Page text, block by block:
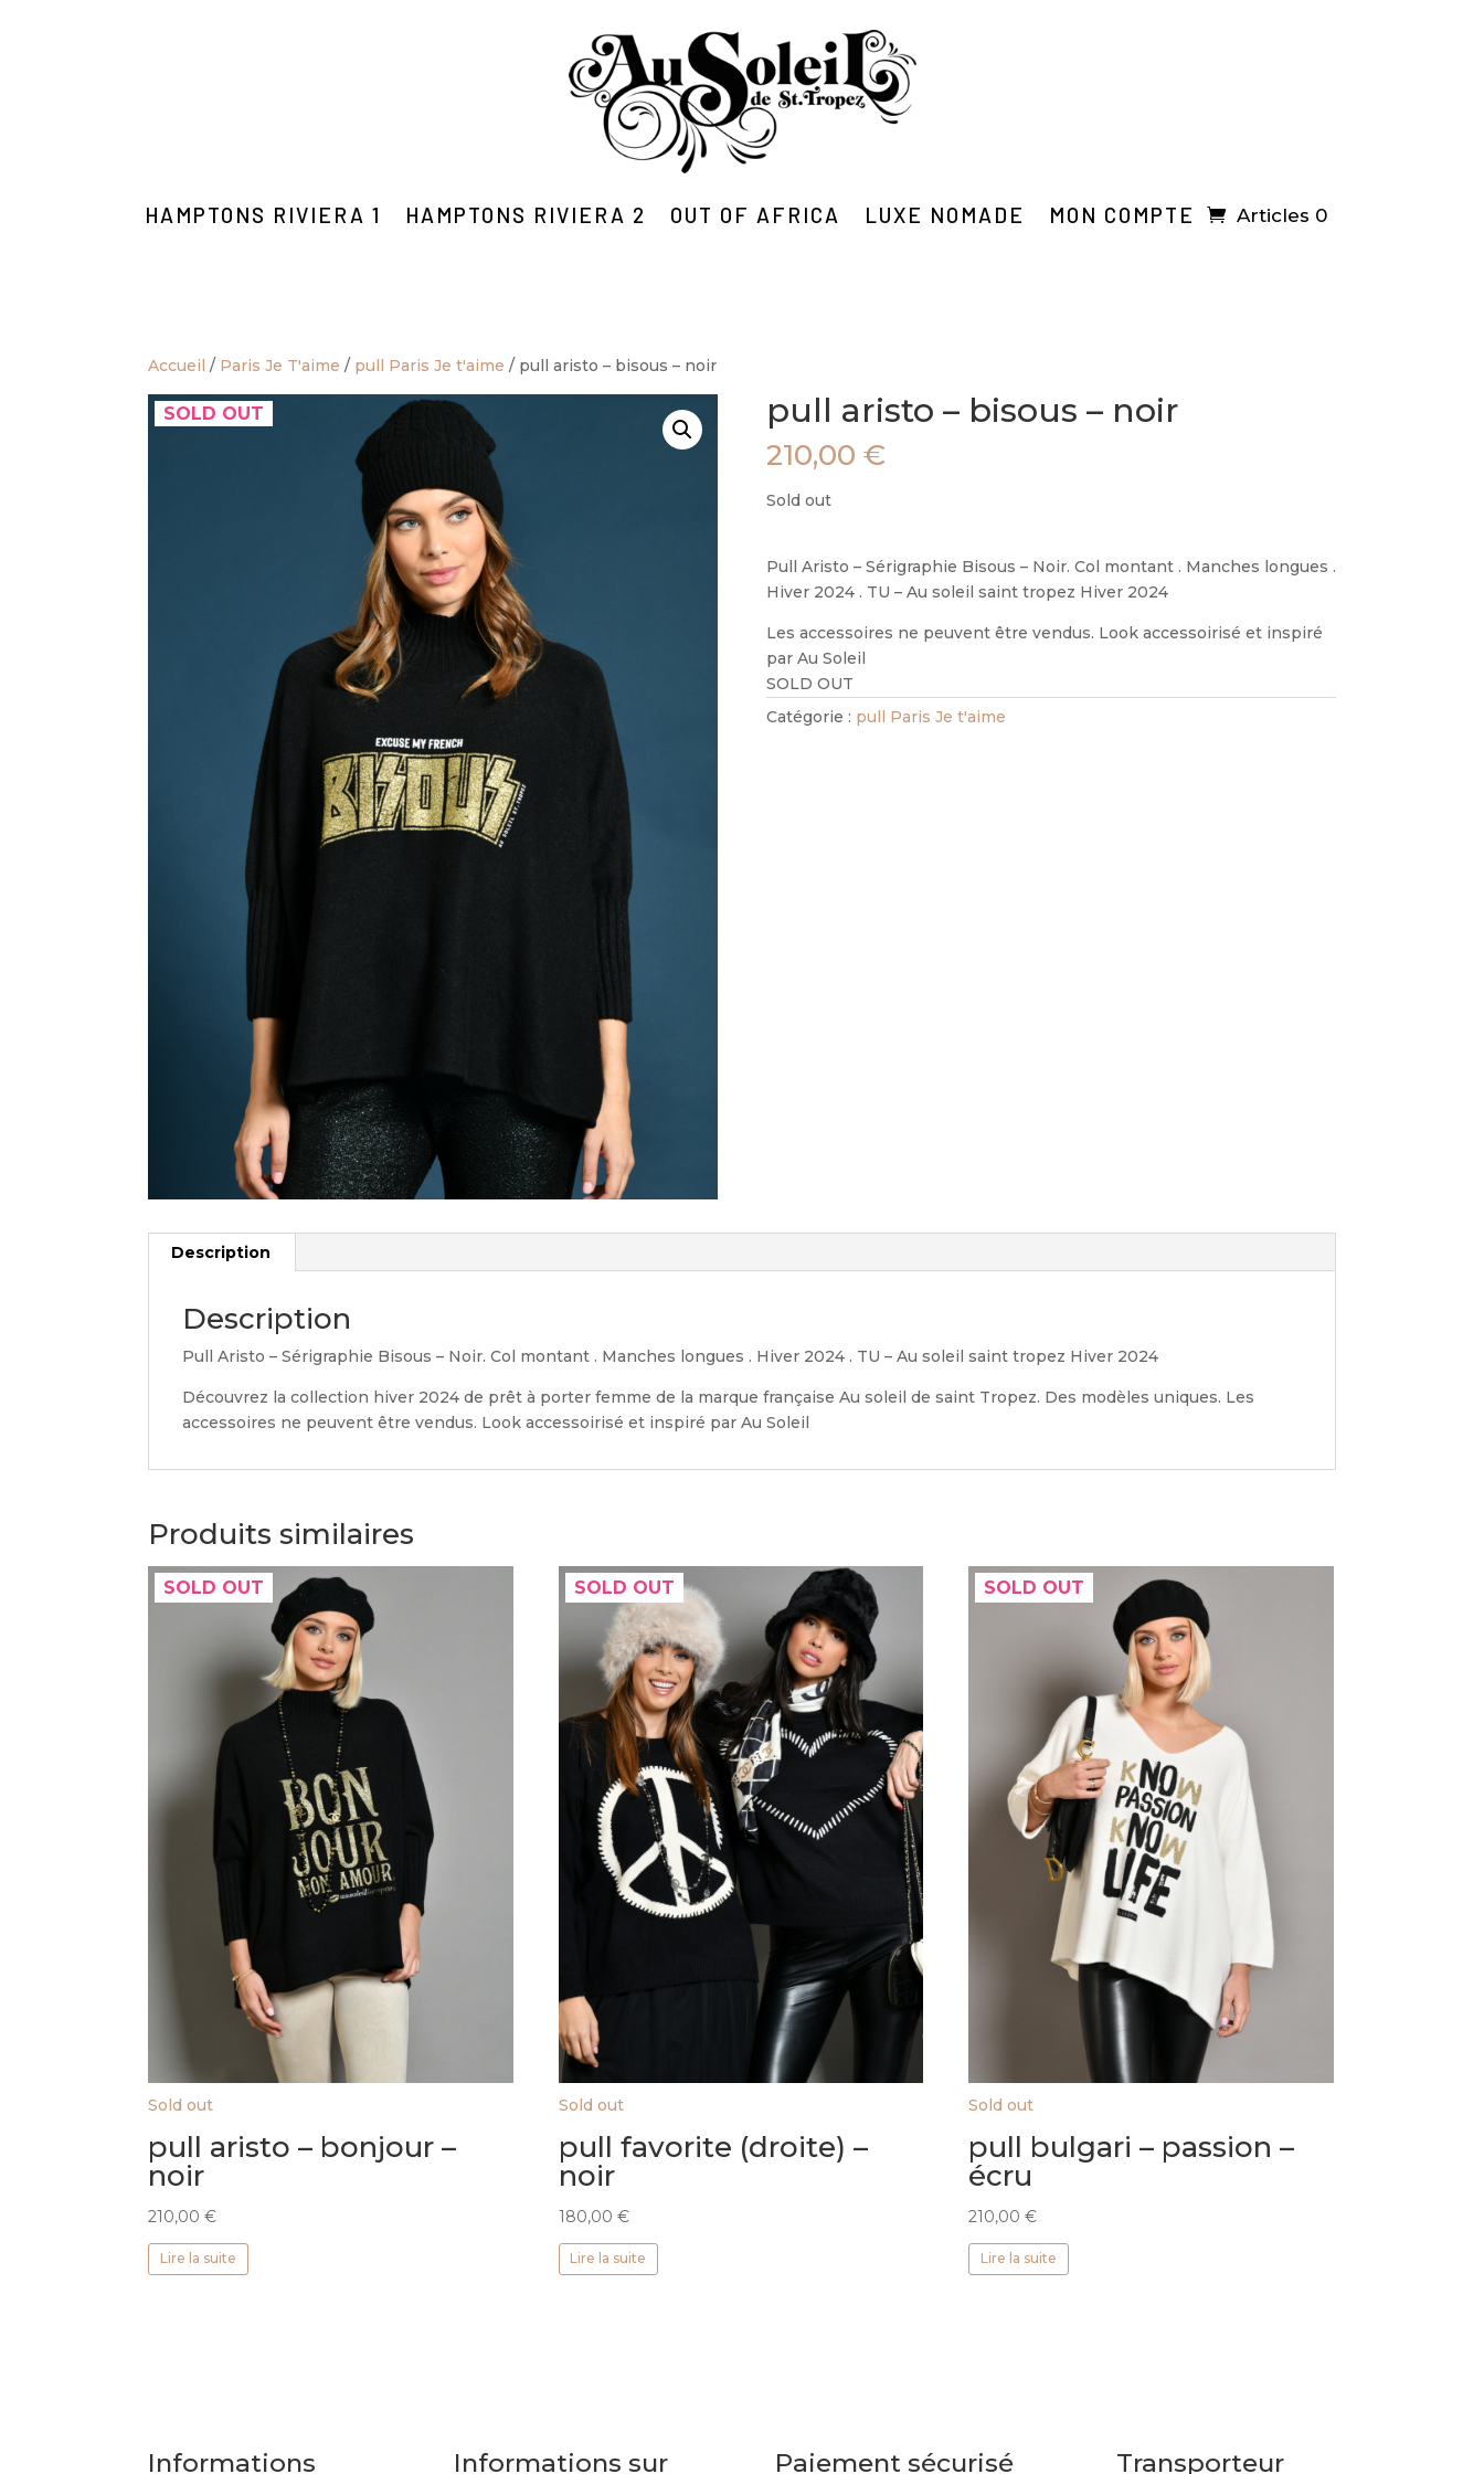
HAMPTONS RIVIERA 1 HAMPTONS RIVIERA 2 OUT OF AFRICA LUXE NOMADE MON COMPTE Articles 0
Accueil / Paris Je T'aime / pull Paris Je t'aime / pull aristo – bisous – noir
SOLD OUT pull aristo – bisous – noir
210,00 €
Sold out
Pull Aristo – Sérigraphie Bisous – Noir. Col montant . Manches longues .
Hiver 2024 . TU – Au soleil saint tropez Hiver 2024
Les accessoires ne peuvent être vendus. Look accessoirisé et inspiré
par Au Soleil
SOLD OUT
Catégorie : pull Paris Je t'aime
Description
Description
Pull Aristo – Sérigraphie Bisous – Noir. Col montant . Manches longues . Hiver 2024 . TU – Au soleil saint tropez Hiver 2024
Découvrez la collection hiver 2024 de prêt à porter femme de la marque française Au soleil de saint Tropez. Des modèles uniques. Les
accessoires ne peuvent être vendus. Look accessoirisé et inspiré par Au Soleil
Produits similaires
SOLD OUT
Sold out
pull aristo – bonjour –
noir
210,00€
Lire la suite
SOLD OUT
Sold out
pull favorite (droite) –
noir
180,00 €
Lire la suite
SOLD OUT
Sold out
pull bulgari – passion –
écru
210,00€
Lire la suite
Informations
Informations sur
Paiement sécurisé Transporteur